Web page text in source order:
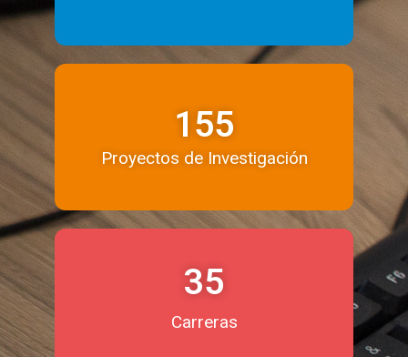
155
Proyectos de Investigación
35
Carreras